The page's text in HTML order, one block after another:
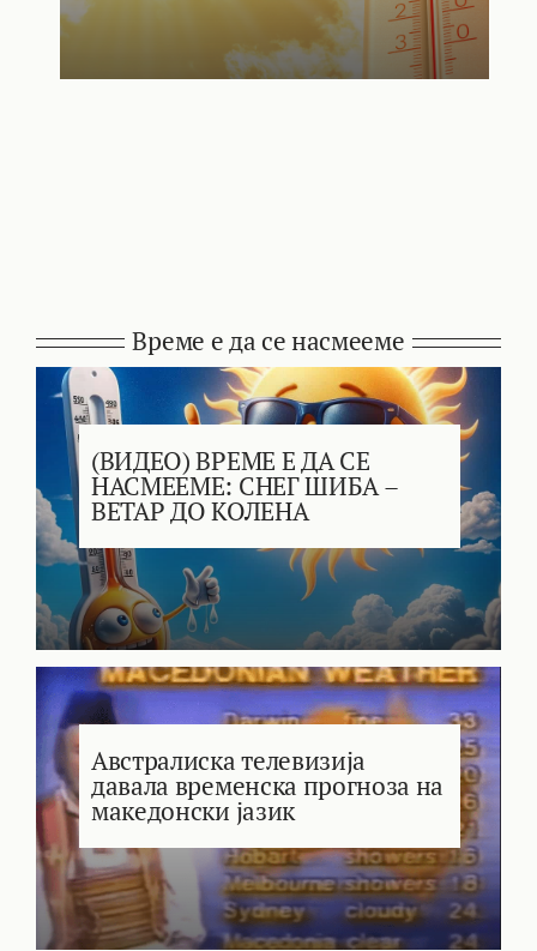
Време е да се насмееме
(ВИДЕО) ВРЕМЕ Е ДА СЕ
НАСМЕЕМЕ: СНЕГ ШИБА –
ВЕТАР ДО КОЛЕНА
Австралиска телевизија
давала временска прогноза на
македонски јазик